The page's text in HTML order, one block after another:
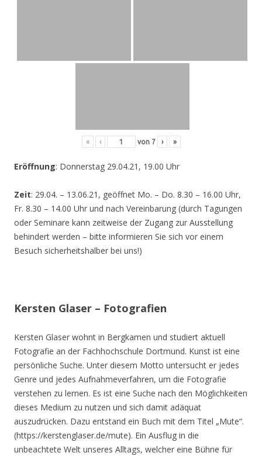
« ‹ von 7 › »
Eröffnung: Donnerstag 29.04.21, 19.00 Uhr
Zeit: 29.04. – 13.06.21, geöffnet Mo. – Do. 8.30 – 16.00 Uhr,
Fr. 8.30 – 14.00 Uhr und nach Vereinbarung (durch Tagungen
oder Seminare kann zeitweise der Zugang zur Ausstellung
behindert werden – bitte informieren Sie sich vor einem
Besuch sicherheitshalber bei uns!)
Kersten Glaser – Fotografien
Kersten Glaser wohnt in Bergkamen und studiert aktuell
Fotografie an der Fachhochschule Dortmund. Kunst ist eine
persönliche Suche. Unter diesem Motto untersucht er jedes
Genre und jedes Aufnahmeverfahren, um die Fotografie
verstehen zu lernen. Es ist eine Suche nach den Möglichkeiten
dieses Medium zu nutzen und sich damit adäquat
auszudrücken. Dazu entstand ein Buch mit dem Titel „Mute“.
(https://kerstenglaser.de/mute). Ein Ausflug in die
unbeachtete Welt unseres Alltags, welcher eine Bühne für